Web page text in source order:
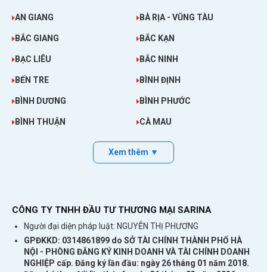
AN GIANG BÀ RỊA - VŨNG TÀU
BẮC GIANG BẮC KẠN
BẠC LIÊU BẮC NINH
BẾN TRE BÌNH ĐỊNH
BÌNH DƯƠNG BÌNH PHƯỚC
BÌNH THUẬN CÀ MAU
Xem thêm ▼
CÔNG TY TNHH ĐẦU TƯ THƯƠNG MẠI SARINA
Người đại diện pháp luật: NGUYỄN THỊ PHƯƠNG
GPĐKKD: 0314861899 do SỞ TÀI CHÍNH THÀNH PHỐ HÀ
NỘI - PHÒNG ĐĂNG KÝ KINH DOANH VÀ TÀI CHÍNH DOANH
NGHIỆP cấp. Đăng ký lần đầu: ngày 26 tháng 01 năm 2018.